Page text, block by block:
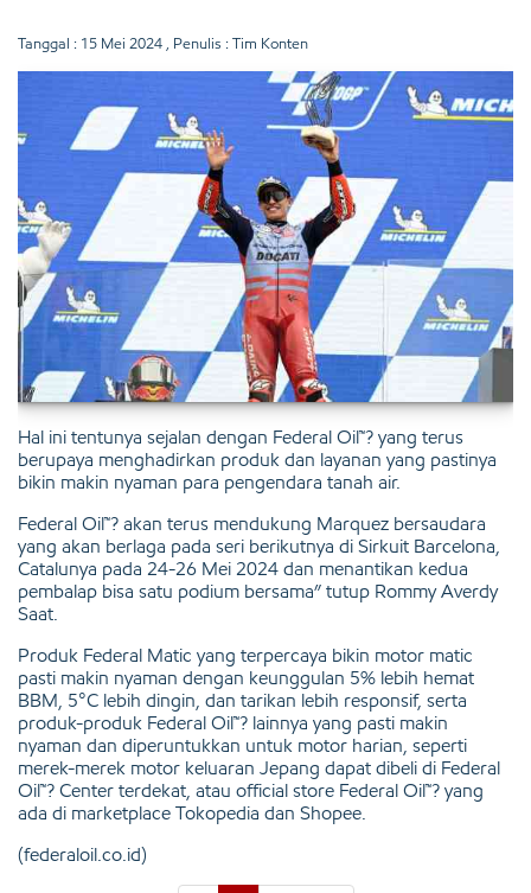
Tanggal : 15 Mei 2024 , Penulis : Tim Konten
Hal ini tentunya sejalan dengan Federal Oil™? yang terus
berupaya menghadirkan produk dan layanan yang pastinya
bikin makin nyaman para pengendara tanah air.
Federal Oil™? akan terus mendukung Marquez bersaudara
yang akan berlaga pada seri berikutnya di Sirkuit Barcelona,
Catalunya pada 24-26 Mei 2024 dan menantikan kedua
pembalap bisa satu podium bersama” tutup Rommy Averdy
Saat.
Produk Federal Matic yang terpercaya bikin motor matic
pasti makin nyaman dengan keunggulan 5% lebih hemat
BBM, 5°C lebih dingin, dan tarikan lebih responsif, serta
produk-produk Federal Oil™? lainnya yang pasti makin
nyaman dan diperuntukkan untuk motor harian, seperti
merek-merek motor keluaran Jepang dapat dibeli di Federal
Oil™? Center terdekat, atau official store Federal Oil™? yang
ada di marketplace Tokopedia dan Shopee.
(federaloil.co.id)